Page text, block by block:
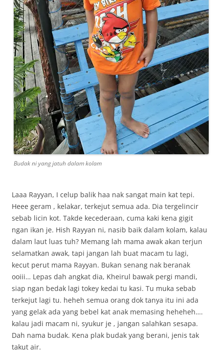
Budak ni yang jatuh dalam kolam
Laaa Rayyan, I celup balik haa nak sangat main kat tepi.
Heee geram , kelakar, terkejut semua ada. Dia tergelincir
sebab licin kot. Takde kecederaan, cuma kaki kena gigit
ngan ikan je. Hish Rayyan ni, nasib baik dalam kolam, kalau
dalam laut luas tuh? Memang lah mama awak akan terjun
selamatkan awak, tapi jangan lah buat macam tu lagi,
kecut perut mama Rayyan. Bukan senang nak beranak
ooiii… Lepas dah angkat dia, Kheirul bawak pergi mandi,
siap ngan bedak lagi tokey kedai tu kasi. Tu muka sebab
terkejut lagi tu. heheh semua orang dok tanya itu ini ada
yang gelak ada yang bebel kat anak memasing heheheh….
kalau jadi macam ni, syukur je , jangan salahkan sesapa.
Dah nama budak. Kena plak budak yang berani, jenis tak
takut air.